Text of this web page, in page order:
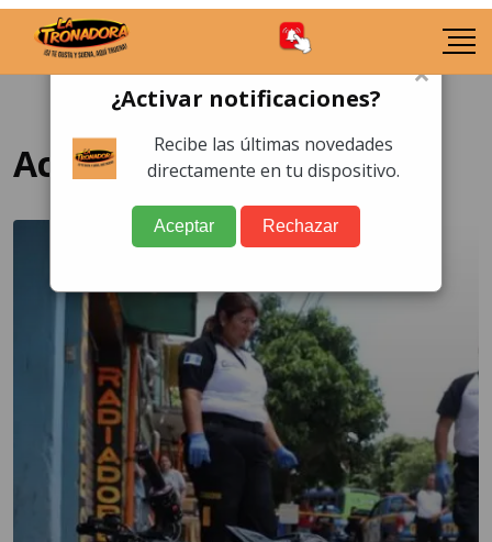
Accidente de tránsito
×
¿Activar notificaciones?
Recibe las últimas novedades
directamente en tu dispositivo.
Aceptar Rechazar